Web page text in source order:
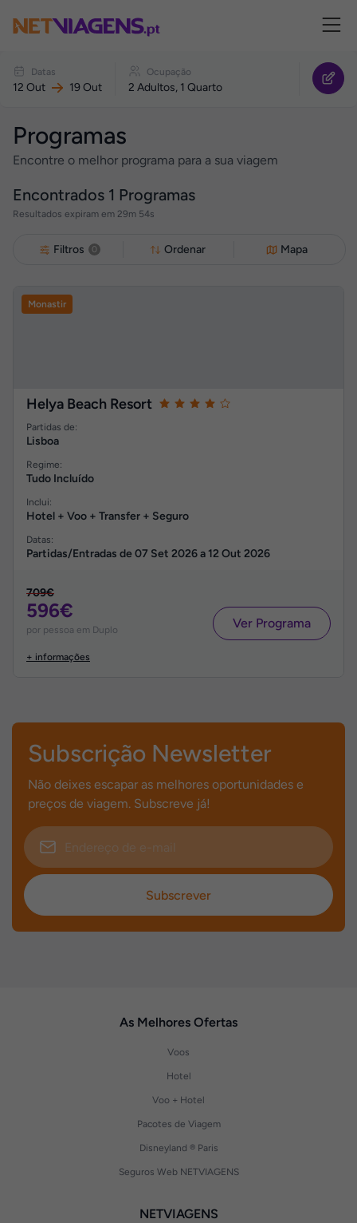
Datas
12 Out 19 Out
Ocupação
2 Adultos, 1 Quarto
Programas
Encontre o melhor programa para a sua viagem
Encontrados 1 Programas
Resultados expiram em 29m 54s
Filtros 0 Ordenar Mapa
Monastir
Helya Beach Resort
Partidas de:
Lisboa
Regime:
Tudo Incluído
Inclui:
Hotel + Voo + Transfer + Seguro
Datas:
Partidas/Entradas de07 Set 2026a12 Out 2026
709€
596€
por pessoa em Duplo
+ informações
Ver Programa
Subscrição Newsletter
Não deixes escapar as melhores oportunidades e
preços de viagem. Subscreve já!
Subscrever
As Melhores Ofertas
Voos
Hotel
Voo + Hotel
Pacotes de Viagem
Disneyland ® Paris
Seguros Web NETVIAGENS
NETVIAGENS